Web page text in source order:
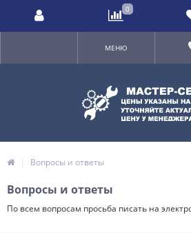
МЕНЮ
Вопросы и ответы
Вопросы и ответы
По всем вопросам просьба писать на
0